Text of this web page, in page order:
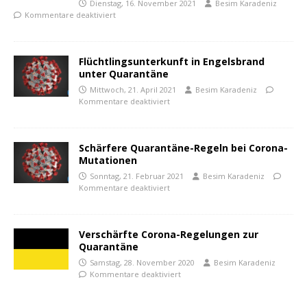
Dienstag, 16. November 2021
Besim Karadeniz
Kommentare deaktiviert
Flüchtlingsunterkunft in Engelsbrand
unter Quarantäne
Mittwoch, 21. April 2021
Besim Karadeniz
Kommentare deaktiviert
Schärfere Quarantäne-Regeln bei Corona-
Mutationen
Sonntag, 21. Februar 2021
Besim Karadeniz
Kommentare deaktiviert
Verschärfte Corona-Regelungen zur
Quarantäne
Samstag, 28. November 2020
Besim Karadeniz
Kommentare deaktiviert